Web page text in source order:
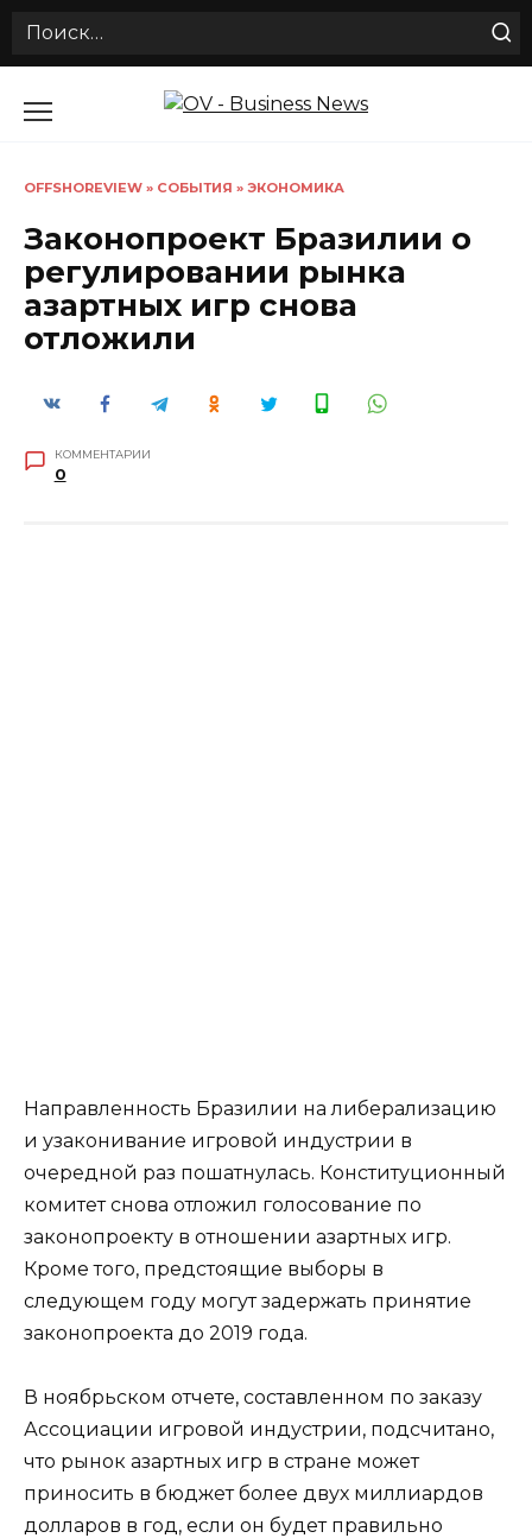
Search
OFFSHOREVIEW » СОБЫТИЯ » ЭКОНОМИКА
Законопроект Бразилии о
регулировании рынка
азартных игр снова
отложили
КОММЕНТАРИИ
0
Направленность Бразилии на либерализацию
и узаконивание игровой индустрии в
очередной раз пошатнулась. Конституционный
комитет снова отложил голосование по
законопроекту в отношении азартных игр.
Кроме того, предстоящие выборы в
следующем году могут задержать принятие
законопроекта до 2019 года.
В ноябрьском отчете, составленном по заказу
Ассоциации игровой индустрии, подсчитано,
что рынок азартных игр в стране может
приносить в бюджет более двух миллиардов
долларов в год, если он будет правильно